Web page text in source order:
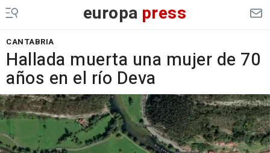
europa press
CANTABRIA
Hallada muerta una mujer de 70
años en el río Deva